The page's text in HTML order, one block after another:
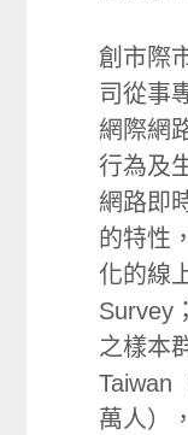
創市際
司從事
網際網
行為及
網路即
的特性
化的線
Survey
之樣本
Taiwan
萬人）